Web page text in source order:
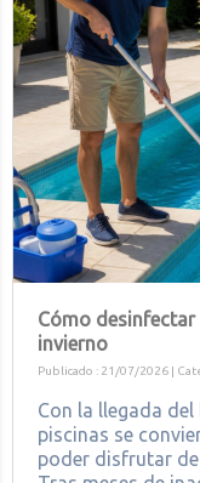
Cómo
invierno
Publicado : 21/07/2026 |
Con la llegada
piscinas se
poder disfrutar